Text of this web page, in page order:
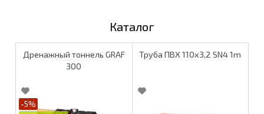
Каталог
Дренажный тоннель GRAF
300
-5%
Труба ПВХ 110х3,2 SN4 1m